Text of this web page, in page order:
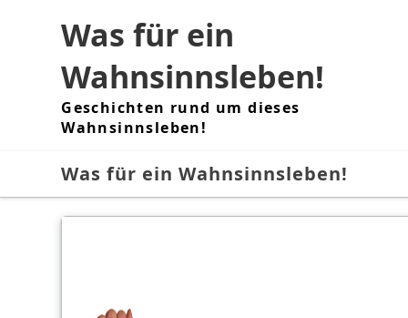
Was für ein
Wahnsinnsleben!
Geschichten rund um dieses
Wahnsinnsleben!
Was für ein Wahnsinnsleben!